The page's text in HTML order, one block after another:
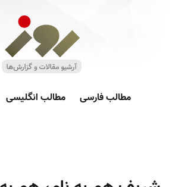
مطالب فارسی مطالب انگلیسی